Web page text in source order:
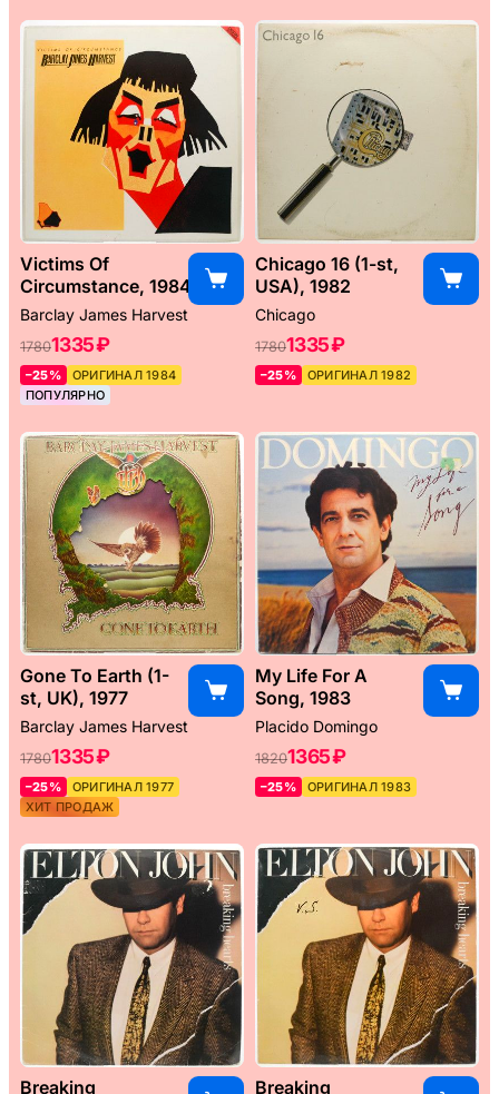
Victims Of
Circumstance, 1984
Barclay James Harvest
17801335 ₽
–25%
ОРИГИНАЛ 1984
ПОПУЛЯРНО
Chicago 16 (1-st,
USA), 1982
Chicago
17801335 ₽
–25% ОРИГИНАЛ 1982
Gone To Earth (1-
st, UK), 1977
Barclay James Harvest
17801335 ₽
–25%
ОРИГИНАЛ 1977
ХИТ ПРОДАЖ
My Life For A
Song, 1983
Placido Domingo
18201365 ₽
–25% ОРИГИНАЛ 1983
Breaking
Breaking